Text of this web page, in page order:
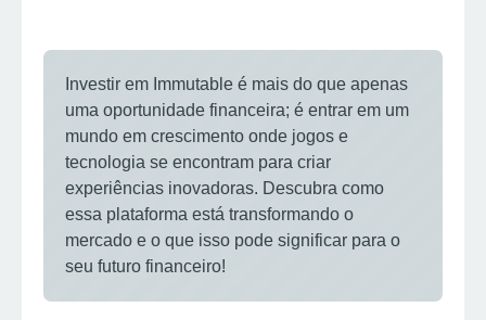
Investir em Immutable é mais do que apenas
uma oportunidade financeira; é entrar em um
mundo em crescimento onde jogos e
tecnologia se encontram para criar
experiências inovadoras. Descubra como
essa plataforma está transformando o
mercado e o que isso pode significar para o
seu futuro financeiro!